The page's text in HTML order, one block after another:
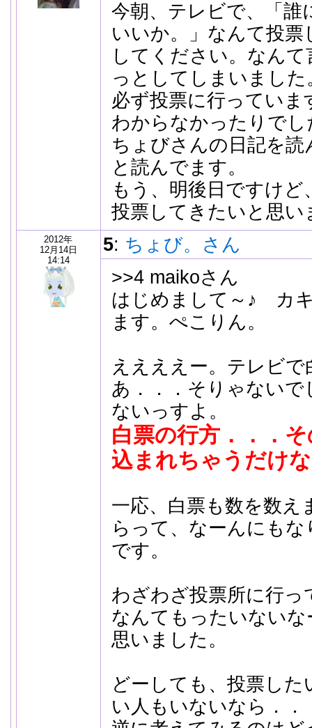
今朝、テレビで、「誰
いいか。」なんて投票
してください。なん
っとしてしまいました
必ず投票に行ってい
わからなかったりでし
ちょびさんの日記を読
と読んでます。
もう、明後日ですけ
投票してきたいと思い
2012年
12月14日
14:14
5: ちょび。さん
>>4 maikoさん
はじめまして～♪ カ
ます。ぺこりん。
ええええー。テレビ
あ．．．そりゃない
ないっすよ。
白票の行方．．．
込まれちゃうだけ
一応、白票も数を数え
らって、なーんにも
です。
わざわざ投票所に行っ
なんてもったいない
思いました。
どーしても、投票し
い人もいないなら．．